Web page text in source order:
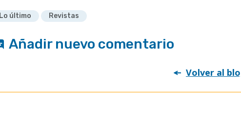
Lo último Revistas
Añadir nuevo comentario
Volver al